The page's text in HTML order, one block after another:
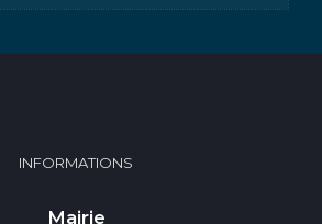
INFORMATIONS
Mairie